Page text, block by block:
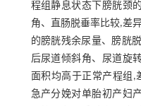
程组静息状态下膀胱颈
角、直肠脱垂率比较,差
的膀胱残余尿量、膀胱
后尿道倾斜角、尿道旋
面积均高于正常产程组,
急产分娩对单胎初产妇